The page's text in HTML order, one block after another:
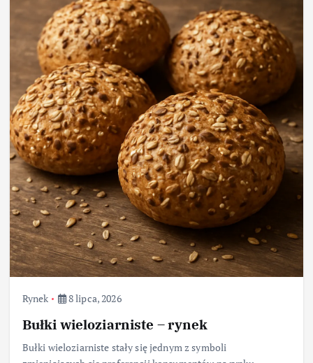
Rynek 8 lipca, 2026
Bułki wieloziarniste – rynek
Bułki wieloziarniste stały się jednym z symboli